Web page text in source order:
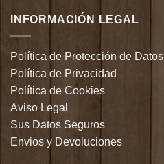
INFORMACIÓN LEGAL
Política de Protección de Datos
Política de Privacidad
Política de Cookies
Aviso Legal
Sus Datos Seguros
Envios y Devoluciones